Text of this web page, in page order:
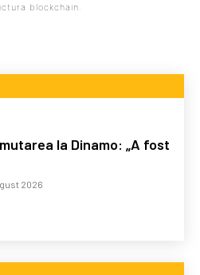
blockchain.
la Dinamo: „A fost
2026